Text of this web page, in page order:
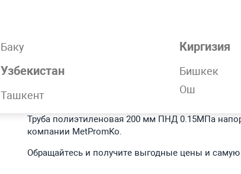
Баку
Узбекистан
Ташкент
Киргизия
Бишкек
Ош
Подробности
Труба полиэтиленовая 200 мм ПНД 0.15МПа
компании MetPromKo.
Обращайтесь и получите выгодные цены и